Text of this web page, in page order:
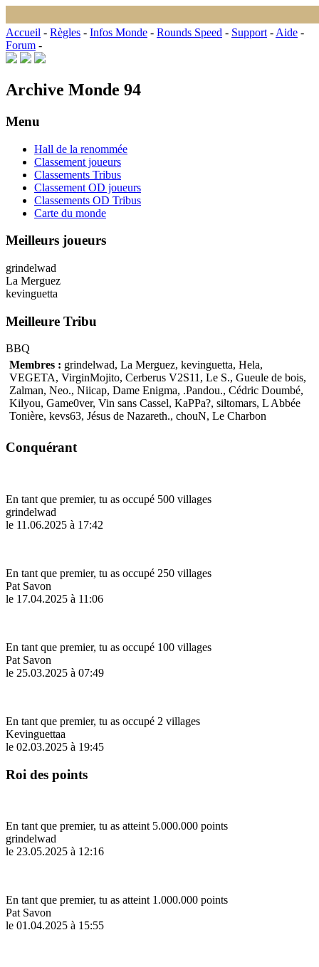
Accueil - Règles - Infos Monde - Rounds Speed - Support - Aide -
Forum -
Archive Monde 94
Menu
Hall de la renommée
Classement joueurs
Classements Tribus
Classement OD joueurs
Classements OD Tribus
Carte du monde
Meilleurs joueurs
grindelwad
La Merguez
kevinguetta
Meilleure Tribu
BBQ
Membres : grindelwad, La Merguez, kevinguetta, Hela,
VEGETA, VirginMojito, Cerberus V2S11, Le S., Gueule de bois,
Zalman, Neo., Niicap, Dame Enigma, .Pandou., Cédric Doumbé,
Kilyou, Game0ver, Vin sans Cassel, KaPPa?, siltomars, L Abbée
Tonière, kevs63, Jésus de Nazareth., chouN, Le Charbon
Conquérant
En tant que premier, tu as occupé 500 villages
grindelwad
le 11.06.2025 à 17:42
En tant que premier, tu as occupé 250 villages
Pat Savon
le 17.04.2025 à 11:06
En tant que premier, tu as occupé 100 villages
Pat Savon
le 25.03.2025 à 07:49
En tant que premier, tu as occupé 2 villages
Kevinguettaa
le 02.03.2025 à 19:45
Roi des points
En tant que premier, tu as atteint 5.000.000 points
grindelwad
le 23.05.2025 à 12:16
En tant que premier, tu as atteint 1.000.000 points
Pat Savon
le 01.04.2025 à 15:55